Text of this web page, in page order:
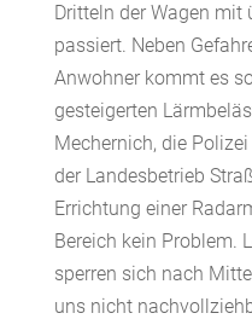
Dritteln der Wagen mit
passiert. Neben
Anwohner kommt es
gesteigerten
Mechernich, die
der Landesbetrieb
Errichtung einer
Bereich kein Problem.
sperren sich nach
uns nicht